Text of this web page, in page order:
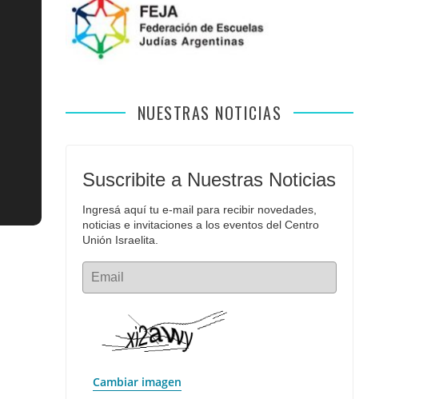
NUESTRAS NOTICIAS
Suscribite a Nuestras Noticias
Ingresá aquí tu e-mail para recibir novedades,
noticias e invitaciones a los eventos del Centro
Unión Israelita.
Email
Cambiar imagen